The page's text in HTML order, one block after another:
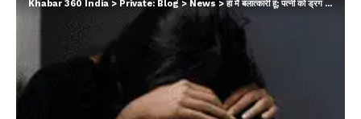
Khabar 360 India > Private: Blog>News >हां मैं बलात्कारी हूं; पत्नी को ड्रग खिलाकर 50 लोगों से रेप भी करवाया, अदालत में हैवान पति का कबूलनामा…